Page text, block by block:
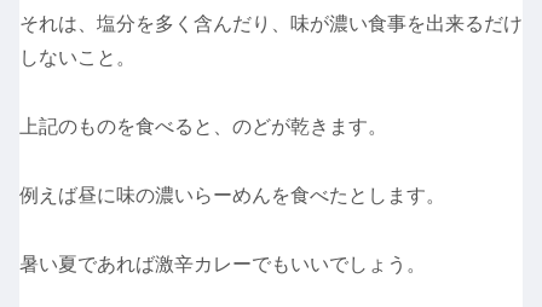
それは、塩分を多く含んだり、味が濃い食事を出来るだけ
しないこと。
上記のものを食べると、のどが乾きます。
例えば昼に味の濃いらーめんを食べたとします。
暑い夏であれば激辛カレーでもいいでしょう。